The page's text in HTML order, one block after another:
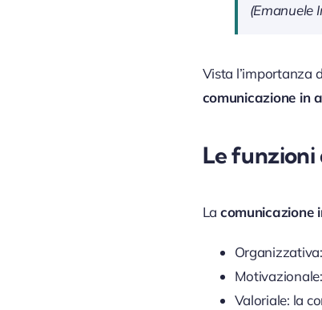
(Emanuele
Vista l’importanza
comunicazione in
Le funzioni
La comunicazione
Valoriale: la